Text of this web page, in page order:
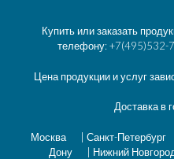
Купить или заказать
телефону: +7(495)532-
Цена продукции и услуг
Доставка в
Москва | Санкт-Петербург
Дону
| Нижний